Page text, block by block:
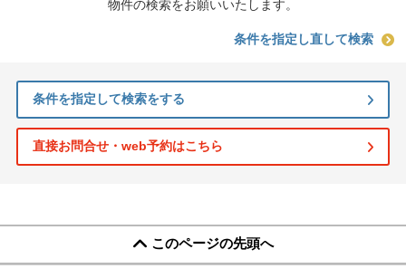
物件の検索をお願いいたします。
条件を指定し直して検索
条件を指定して検索をする
直接お問合せ・web予約はこちら
このページの先頭へ